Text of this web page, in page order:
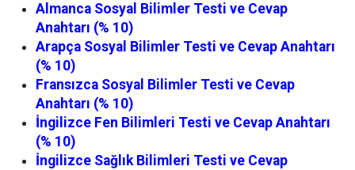
Almanca Sosyal Bilimler Testi ve Cevap
Anahtarı (% 10)
Arapça Sosyal Bilimler Testi ve Cevap Anahtarı
(% 10)
Fransızca Sosyal Bilimler Testi ve Cevap
Anahtarı (% 10)
İngilizce Fen Bilimleri Testi ve Cevap Anahtarı
(% 10)
İngilizce Sağlık Bilimleri Testi ve Cevap